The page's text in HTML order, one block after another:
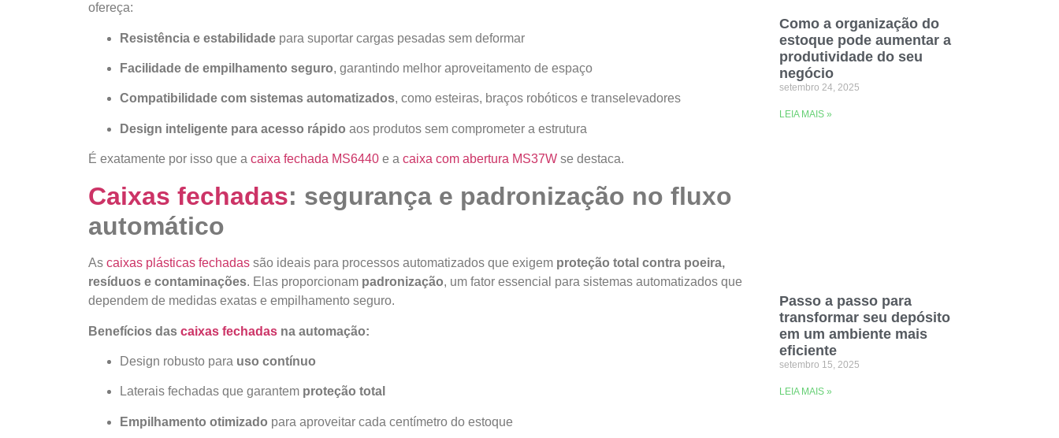
ofereça:
Resistência e estabilidade para suportar cargas pesadas sem deformar
Facilidade de empilhamento seguro, garantindo melhor aproveitamento de espaço
Compatibilidade com sistemas automatizados, como esteiras, braços robóticos e transelevadores
Design inteligente para acesso rápido aos produtos sem comprometer a estrutura
É exatamente por isso que a caixa fechada MS6440 e a caixa com abertura MS37W se destaca.
Caixas fechadas: segurança e padronização no fluxo
automático
As caixas plásticas fechadas são ideais para processos automatizados que exigem proteção total contra poeira,
resíduos e contaminações. Elas proporcionam padronização, um fator essencial para sistemas automatizados que
dependem de medidas exatas e empilhamento seguro.
Benefícios das caixas fechadas na automação:
Design robusto para uso contínuo
Laterais fechadas que garantem proteção total
Empilhamento otimizado para aproveitar cada centímetro do estoque
Como a organização do
estoque pode aumentar a
produtividade do seu
negócio
setembro 24, 2025
LEIA MAIS »
Passo a passo para
transformar seu depósito
em um ambiente mais
eficiente
setembro 15, 2025
LEIA MAIS »